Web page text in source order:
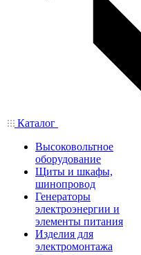
Каталог
Высоковольтное
оборудование
Щиты и шкафы,
шинопровод
Генераторы
электроэнергии и
элементы питания
Изделия для
электромонтажа